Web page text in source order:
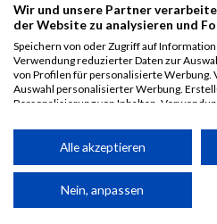
Wir und unsere Partner
der Website zu analysieren und
Speichern von oder Zugriff auf
Verwendung reduzierter Daten zur
von Profilen für personalisierte Werbung.
Auswahl personalisierter Werbung.
Personalisierung von Inhalten.
Performance von Inhalten. Analyse von
Kombinationen von Daten aus
von Inhalten.
Daten können außerhalb der
Alle akzeptieren
Nein, anpassen